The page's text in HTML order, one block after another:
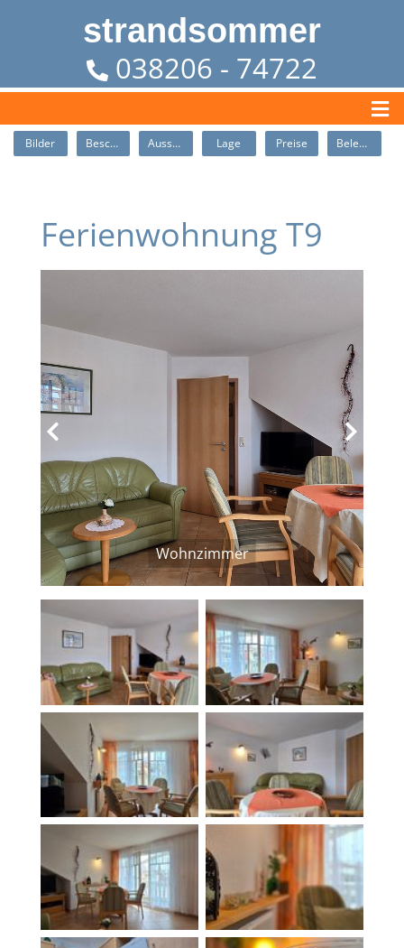
strandsommer
038206 - 74722
Bilder Beschreibung Ausstattung Lage Preise Belegung
Ferienwohnung T9
Wohnzimmer
›